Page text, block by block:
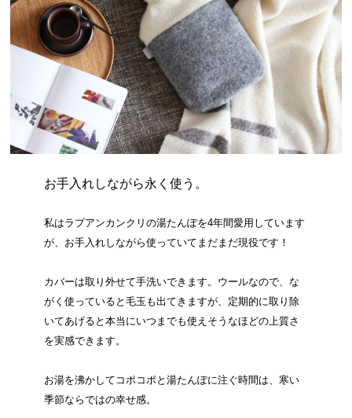
お手入れしながら永く使う。
私はラプアンカンクリの湯たんぽを4年間愛用しています
が、お手入れしながら使っていてまだまだ現役です！
カバーは取り外せて手洗いできます。ウールなので、な
がく使っていると毛玉も出てきますが、定期的に取り除
いてあげると本当にいつまでも使えそうなほどの上質さ
を実感できます。
お湯を沸かしてコポコポと湯たんぽに注ぐ時間は、寒い
季節ならではの幸せ感。